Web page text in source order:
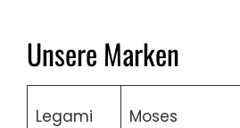
Unsere Marken
Legami Moses